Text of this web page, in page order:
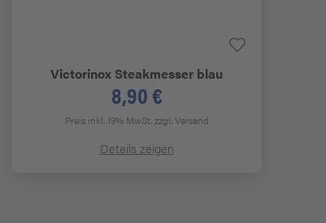
Victorinox Steakmesser blau
8,90 €
Preis inkl. 19% MwSt.zzgl. Versand
Details zeigen